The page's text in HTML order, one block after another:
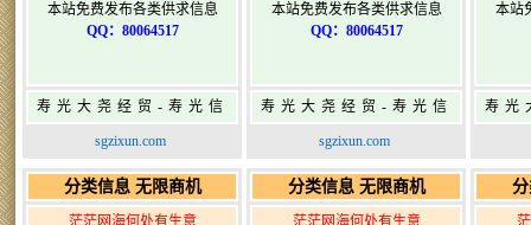
本站免费发布各类供求信息
QQ：80064517
寿光大尧经贸-寿光信
息网-免费信息发布网-
sgzixun.com
本站免费发布各类供求信息
QQ：80064517
寿光大尧经贸-寿光信
息网-免费信息发布网-
sgzixun.com
本站
寿光
分类信息 无限商机
茫茫网海何处有生意
分类信息 无限商机
茫茫网海何处有生意